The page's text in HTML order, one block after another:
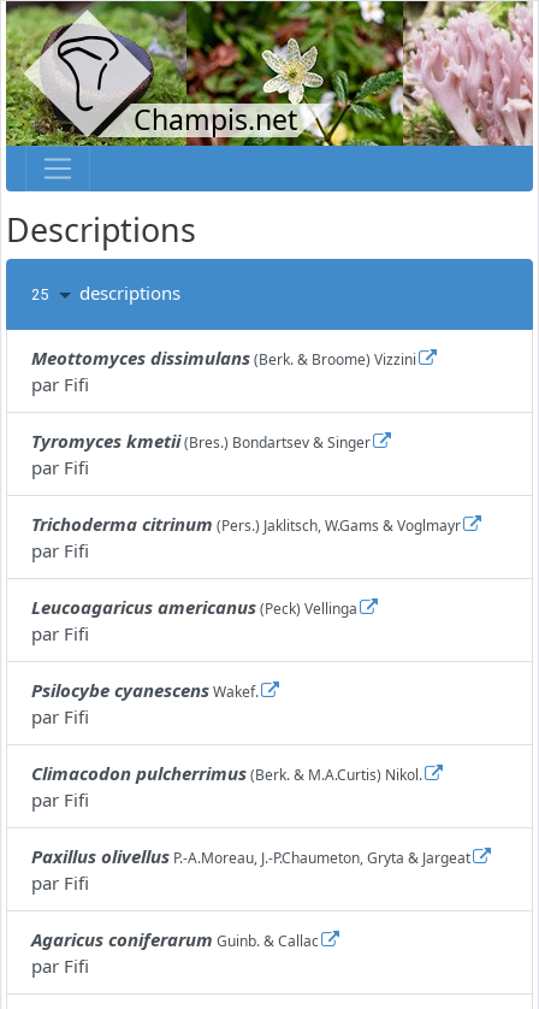
Champis.net
Descriptions
25 descriptions
Meottomyces dissimulans(Berk. & Broome) Vizzini
par Fifi
Tyromyces kmetii(Bres.) Bondartsev & Singer
par Fifi
Trichoderma citrinum (Pers.) Jaklitsch, W.Gams & Voglmayr
par Fifi
Leucoagaricus americanus(Peck) Vellinga
par Fifi
Psilocybe cyanescensWakef.
par Fifi
Climacodon pulcherrimus(Berk. & M.A.Curtis) Nikol.
par Fifi
Paxillus olivellus P.-A.Moreau, J.-P.Chaumeton, Gryta & Jargeat
par Fifi
Agaricus coniferarum Guinb. & Callac
par Fifi